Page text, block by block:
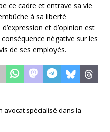
ce cadre et entrave sa vie
à sa liberté
et d’opinion est
négative sur les
de ses employés.
avocat spécialisé dans la